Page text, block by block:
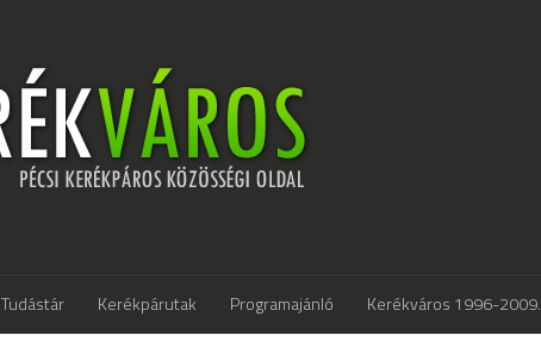
Tudástár Kerékpárutak Programajánló Kerékváros 1996-2009.